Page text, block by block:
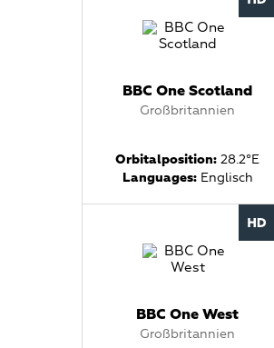
BBC One Scotland
Großbritannien
Orbitalposition: 28.2°E
Languages:Englisch
BBC One West
Großbritannien